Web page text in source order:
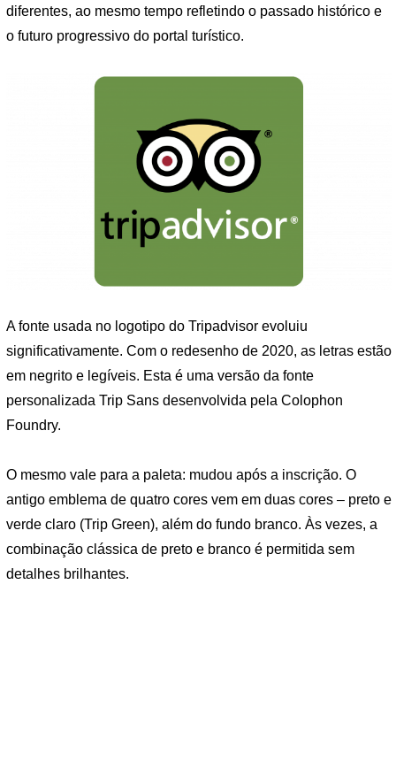
diferentes, ao mesmo tempo refletindo o passado histórico e
o futuro progressivo do portal turístico.
A fonte usada no logotipo do Tripadvisor evoluiu
significativamente. Com o redesenho de 2020, as letras estão
em negrito e legíveis. Esta é uma versão da fonte
personalizada Trip Sans desenvolvida pela Colophon
Foundry.
O mesmo vale para a paleta: mudou após a inscrição. O
antigo emblema de quatro cores vem em duas cores – preto e
verde claro (Trip Green), além do fundo branco. Às vezes, a
combinação clássica de preto e branco é permitida sem
detalhes brilhantes.